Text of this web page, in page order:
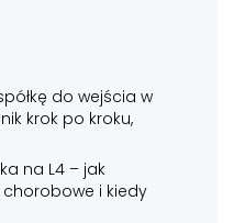
do wejścia w
krok po kroku,
na L4 – jak
i kiedy